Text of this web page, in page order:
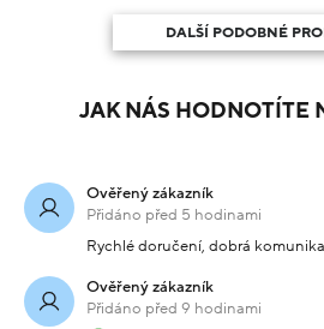
DALŠÍ PODOBNÉ
JAK NÁS HODNOTÍTE
Ověřený zákazník
Přidáno před 5 hodinami
Rychlé doručení, dobrá
Ověřený zákazník
Přidáno před 9 hodinami